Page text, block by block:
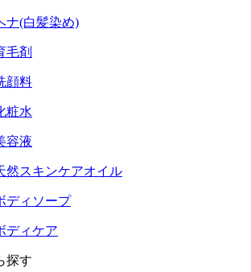
ナ(白髪染め)
毛剤
顔料
粧水
容液
然スキンケアオイル
ディソープ
ディケア
探す